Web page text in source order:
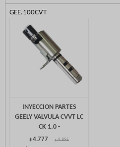
GEE.100CVT
INYECCION PARTES
GEELY VALVULA CVVT LC
CK 1.0 -
$4.777 $ 4.895